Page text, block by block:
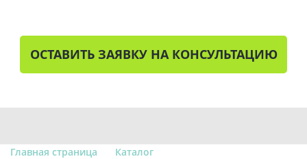
ОСТАВИТЬ ЗАЯВКУ НА КОНСУЛЬТАЦИЮ
Главная страница
Каталог